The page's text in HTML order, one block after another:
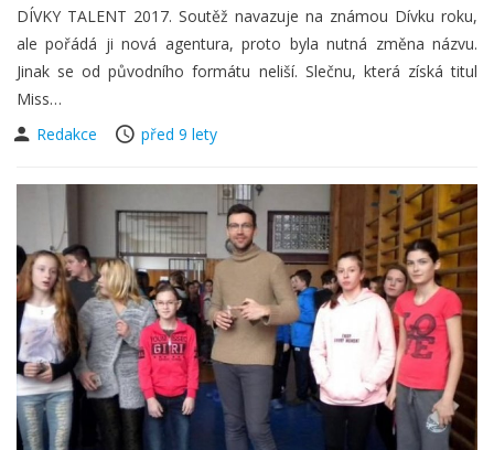
DÍVKY TALENT 2017. Soutěž navazuje na známou Dívku roku,
ale pořádá ji nová agentura, proto byla nutná změna názvu.
Jinak se od původního formátu neliší. Slečnu, která získá titul
Miss…
Redakce
před 9 lety